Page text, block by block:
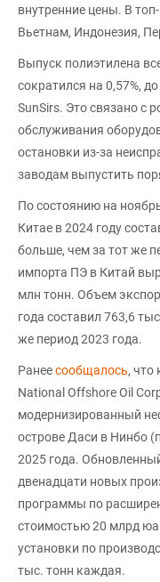
внутренние цены. В
Вьетнам, Индонезия,
Выпуск полиэтилена
сократился на 0,57%,
SunSirs. Это связано с
обслуживания
остановки из-за
заводам выпустить
По состоянию на
Китае в 2024 году
больше, чем за тот же
импорта ПЭ в Китай
млн тонн. Объем
года составил 763,6
же период 2023 года.
Ранеесообщалось, что
National Offshore Oil
модернизированный
острове Даси в Нинбо
2025 года.
двенадцати новых
программы по
стоимостью 20 млрд
установки по
тыс. тонн каждая.